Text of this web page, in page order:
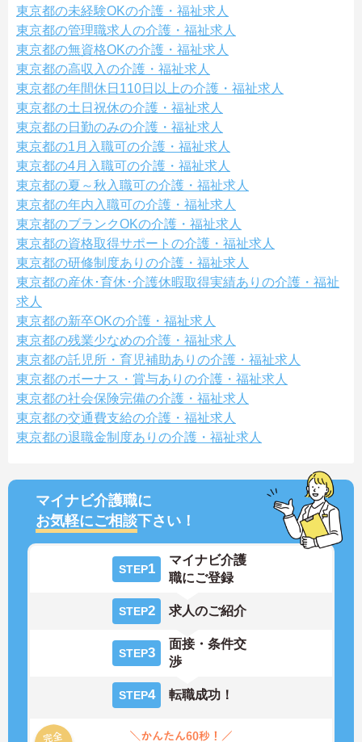
東京都の未経験OKの介護・福祉求人
東京都の管理職求人の介護・福祉求人
東京都の無資格OKの介護・福祉求人
東京都の高収入の介護・福祉求人
東京都の年間休日110日以上の介護・福祉求人
東京都の土日祝休の介護・福祉求人
東京都の日勤のみの介護・福祉求人
東京都の1月入職可の介護・福祉求人
東京都の4月入職可の介護・福祉求人
東京都の夏～秋入職可の介護・福祉求人
東京都の年内入職可の介護・福祉求人
東京都のブランクOKの介護・福祉求人
東京都の資格取得サポートの介護・福祉求人
東京都の研修制度ありの介護・福祉求人
東京都の産休･育休･介護休暇取得実績ありの介護・福祉
求人
東京都の新卒OKの介護・福祉求人
東京都の残業少なめの介護・福祉求人
東京都の託児所・育児補助ありの介護・福祉求人
東京都のボーナス・賞与ありの介護・福祉求人
東京都の社会保険完備の介護・福祉求人
東京都の交通費支給の介護・福祉求人
東京都の退職金制度ありの介護・福祉求人
マイナビ介護職に
お気軽にご相談下さい！
STEP1
マイナビ介護
職にご登録
STEP2 求人のご紹介
STEP3
面接・条件交
渉
STEP4 転職成功！